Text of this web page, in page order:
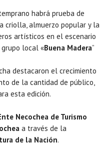
habrá prueba de
criolla, almuerzo popular y la
artísticos en el escenario
local «Buena Madera”
destacaron el crecimiento
de la cantidad de público,
esta edición.
Necochea de Turismo
a través de la
de la Nación.